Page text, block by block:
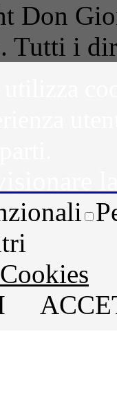
Don
Tutti i